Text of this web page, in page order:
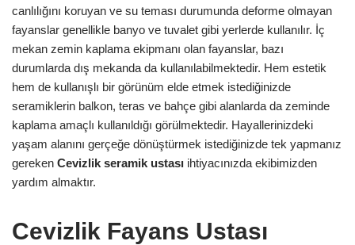
canlılığını koruyan ve su teması durumunda deforme olmayan
fayanslar genellikle banyo ve tuvalet gibi yerlerde kullanılır. İç
mekan zemin kaplama ekipmanı olan fayanslar, bazı
durumlarda dış mekanda da kullanılabilmektedir. Hem estetik
hem de kullanışlı bir görünüm elde etmek istediğinizde
seramiklerin balkon, teras ve bahçe gibi alanlarda da zeminde
kaplama amaçlı kullanıldığı görülmektedir. Hayallerinizdeki
yaşam alanını gerçeğe dönüştürmek istediğinizde tek yapmanız
gereken Cevizlik seramik ustası ihtiyacınızda ekibimizden
yardım almaktır.
Cevizlik Fayans Ustası